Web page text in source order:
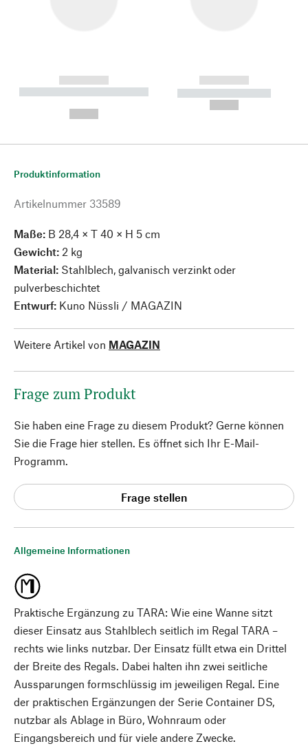
------------
----------- ----------- --------
------------
----------- -----------
Allgemeine Informationen
Praktische Ergänzung zu TARA: Wie eine Wanne sitzt
dieser Einsatz aus Stahlblech seitlich im Regal TARA –
rechts wie links nutzbar. Der Einsatz füllt etwa ein Drittel
der Breite des Regals. Dabei halten ihn zwei seitliche
Aussparungen formschlüssig im jeweiligen Regal. Eine
der praktischen Ergänzungen der Serie Container DS,
nutzbar als Ablage in Büro, Wohnraum oder
Eingangsbereich und für viele andere Zwecke.
Produktinformation
Artikelnummer 33589
Maße: B 28,4 × T 40 × H 5 cm
Gewicht: 2 kg
Material: Stahlblech, galvanisch verzinkt oder
pulverbeschichtet
Entwurf: Kuno Nüssli / MAGAZIN
Weitere Artikel von MAGAZIN
Frage zum Produkt
Sie haben eine Frage zu diesem Produkt? Gerne können
Sie die Frage hier stellen. Es öffnet sich Ihr E-Mail-
Programm.
Frage stellen